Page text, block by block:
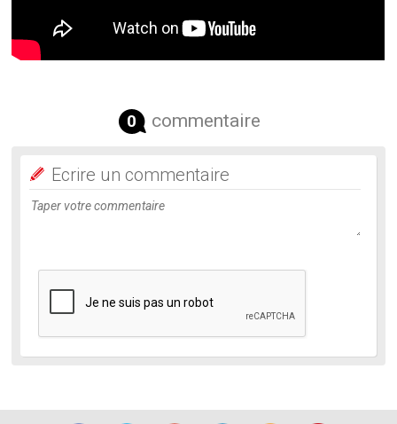
0 commentaire
Ecrire un commentaire